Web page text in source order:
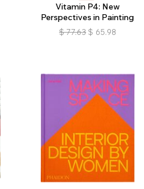
Vitamin P4: New
Perspectives in Painting
$ 77.63 $ 65.98